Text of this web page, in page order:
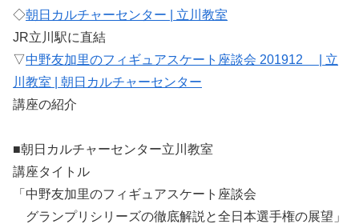
◇朝日カルチャーセンター | 立川教室
JR立川駅に直結
▽中野友加里のフィギュアスケート座談会 201912 | 立
川教室 | 朝日カルチャーセンター
講座の紹介
■朝日カルチャーセンター立川教室
講座タイトル
「中野友加里のフィギュアスケート座談会
グランプリシリーズの徹底解説と全日本選手権の展望」